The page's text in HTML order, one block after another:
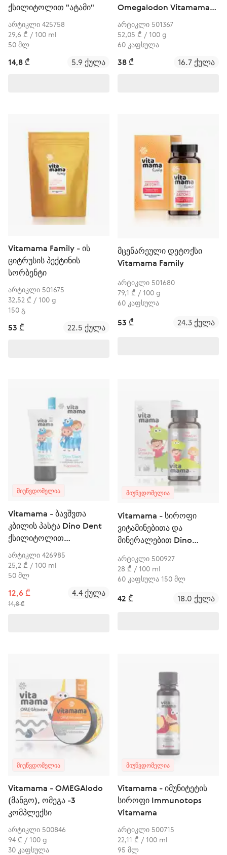
ქსილიტოლით "ატამი"
არტიკლი 425758
29,6 ₾ / 100 ml
50 მლ
14,8 ₾ 5.9 ქულა
Omegalodon Vitamama
(კლასიკი)
არტიკლი 501367
52,05 ₾ / 100 g
60 კაფსულა
38 ₾ 16.7 ქულა
Vitamama Family - ის
ციტრუსის პექტინის
სორბენტი
არტიკლი 501675
32,52 ₾ / 100 g
150 გ
53 ₾ 22.5 ქულა
მცენარეული დეტოქსი
Vitamama Family
არტიკლი 501680
79,1 ₾ / 100 g
60 კაფსულა
53 ₾ 24.3 ქულა
ᲛᲘᲣᲬᲕᲓᲝᲛᲔᲚᲘᲐ
Vitamama - ბავშვთა
კბილის პასტა Dino Dent
ქსილიტოლით
"კარამელი"
არტიკლი 426985
25,2 ₾ / 100 ml
50 მლ
12,6 ₾
14,8 ₾
4.4 ქულა
ᲛᲘᲣᲬᲕᲓᲝᲛᲔᲚᲘᲐ
Vitamama - სიროფი
ვიტამინებითა და
მინერალებით Dino
არტიკლი 500927
28 ₾ / 100 ml
60 კაფსულა 150 მლ
42 ₾ 18.0 ქულა
ᲛᲘᲣᲬᲕᲓᲝᲛᲔᲚᲘᲐ
Vitamama - OMEGAlodo
(მანგო), ომეგა -3
კომპლექსი
არტიკლი 500846
94 ₾ / 100 g
30 კაფსულა
ᲛᲘᲣᲬᲕᲓᲝᲛᲔᲚᲘᲐ
Vitamama - იმუნიტეტის
სიროფი Immunotops
Vitamama
არტიკლი 500715
22,11 ₾ / 100 ml
95 მლ